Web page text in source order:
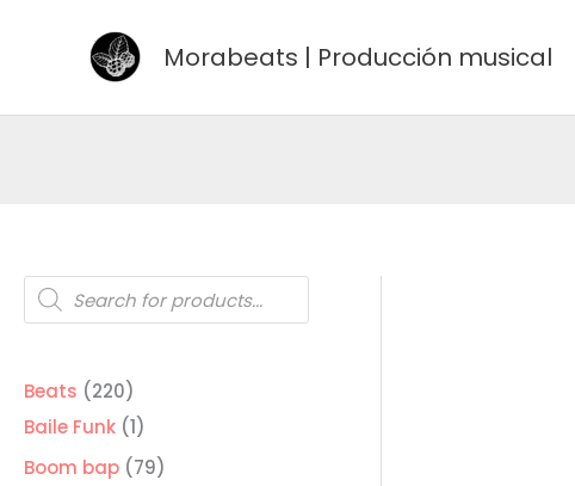
Morabeats | Producción musical
Búsqueda
de
productos
Beats 220220
productos
Baile Funk 11
producto
Boom bap 7979